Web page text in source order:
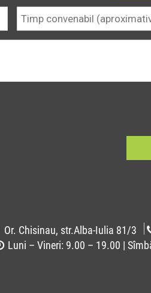
Or. Chisinau, str.Alba-Iulia 81/3
Luni – Vineri: 9.00 – 19.00 |